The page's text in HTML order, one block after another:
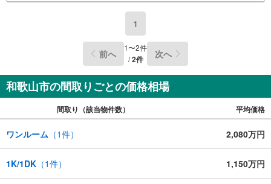
1
前へ 1〜2件
/2件 次へ
和歌山市の間取りごとの価格相場
間取り（該当物件数） 平均価格
ワンルーム （1件） 2,080万円
1K/1DK （1件） 1,150万円